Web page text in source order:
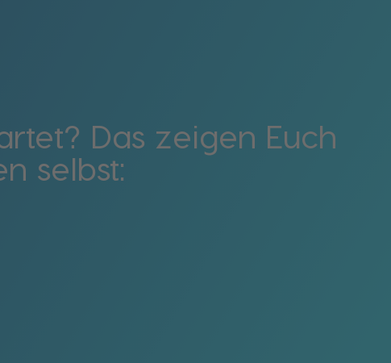
Das zeigen Euch
selbst: